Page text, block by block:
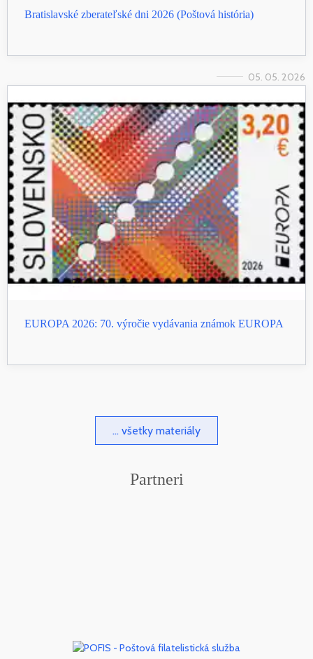
Bratislavské zberateľské dni 2026 (Poštová história)
05. 05. 2026
EUROPA 2026: 70. výročie vydávania známok EUROPA
... všetky materiály
Partneri